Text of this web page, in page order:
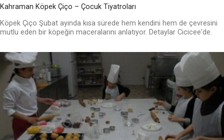
Kahraman Köpek Çiço – Çocuk Tiyatroları
Köpek Çiço Şubat ayında kısa sürede hem kendini hem de çevresini
mutlu eden bir köpeğin maceralarını anlatıyor. Detaylar Cicicee'de.